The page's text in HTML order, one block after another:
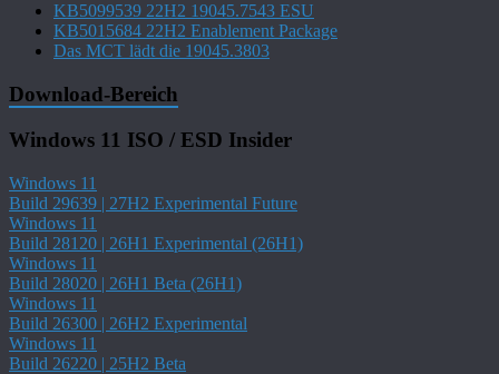
KB5099539 22H2 19045.7543 ESU
KB5015684 22H2 Enablement Package
Das MCT lädt die 19045.3803
Download-Bereich
Windows 11 ISO / ESD Insider
Windows 11
Build 29639 | 27H2 Experimental Future
Windows 11
Build 28120 | 26H1 Experimental (26H1)
Windows 11
Build 28020 | 26H1 Beta (26H1)
Windows 11
Build 26300 | 26H2 Experimental
Windows 11
Build 26220 | 25H2 Beta